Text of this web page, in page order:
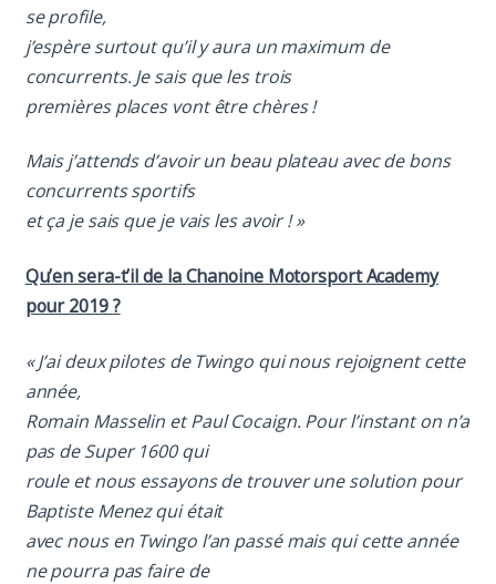
se profile,
j’espère surtout qu’il y aura un maximum de
concurrents. Je sais que les trois
premières places vont être chères !
Mais j’attends d’avoir un beau plateau avec de bons
concurrents sportifs
et ça je sais que je vais les avoir ! »
Qu’en sera-t’il de la Chanoine Motorsport Academy
pour 2019 ?
« J’ai deux pilotes de Twingo qui nous rejoignent cette
année,
Romain Masselin et Paul Cocaign. Pour l’instant on n’a
pas de Super 1600 qui
roule et nous essayons de trouver une solution pour
Baptiste Menez qui était
avec nous en Twingo l’an passé mais qui cette année
ne pourra pas faire de